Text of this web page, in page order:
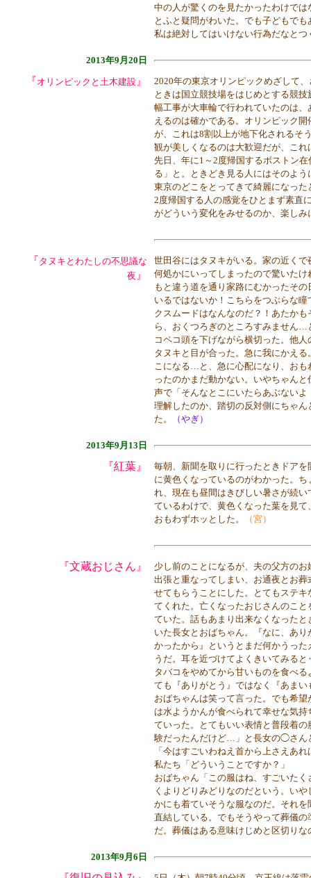
中の人が驚くのを見たかったわけで
とふと疑問がわいた。でも子どもで
私は絶対してはいけない行為だなと
2013年9月20日
『オリンピックと土木建設 』
2020年の東京オリンピックめざして
ときは国立競技場をはじめとする競
幅工事が大車輪で行われていたのは
えるのは確かである。オリンピック
が、これは8割以上が地下化されるそ
観が美しくなるのは大歓迎だが、こ
先日、年に1～2度帰国するボストン
る」と。ときどき見る人にはそのよ
東京のどこをとってきて綺麗になっ
2度帰国する人の感覚をひとまず素直
がどういう変化をみせるのか、楽しみ
『タヌキとわたしの不思議な
夜 』
世田谷にはタヌキがいる。家の近く
何処かにいってしまったので驚いた
もと違う道を通り家路にむかったそ
いるではないか！こちらをつぶらな
クスムードはなんなのだ？！あたか
ら、おくつろぎのところすみません
コペコ頭を下げながら横切った。他
タヌキと目が合った。急に我にかえ
こになる…と、急に心配になり、おも
ったのかまだ動かない。いやちゃん
声で「そんなとこにいたらあぶない
理解したのか、踏切の反対側にちゃ
た。
（やぎ）
2013年9月13日
『紅葉』
毎朝、新聞を取りに行ったときドア
に黄色くなっているのがわかった。
れ、現在も昼間はきびしい暑さが続
ているわけで、黄色くなった葉を見
おもわずホッとした。
（宮）
『文蔵おじさん』
少し前のことになるが、夫の父方の
出張と重なってしまい、お通夜とお
せてもらうことにした。とてもステ
てくれた。亡くなったおじさんのこ
ていた。話もあまり出来なくなった
いた長女とおばちゃん。『なに、あ
かったから』というとまだ何かうっ
うだ。耳を近づけてよくきいてみる
タバコをやめてから甘いものを食べ
ても『ありがとう』ではなく『あま
おばちゃんは笑って言った。でも希
は水ようかんが食べられて幸せな気
ていった。とてもいい表情と普段着
験だったんだけど…」と長女の◯さん
「今はすごいわねえ首から上さえあ
私たち「どういうことですか？」
おばちゃん「この服はね、すごいた
くよりどりみどりなのだという。い
かにも着ていそうな服なのだ。それ
直結している。でもそうやって葬儀
だ。葬儀はある意味けじめと区切り
2013年9月6日